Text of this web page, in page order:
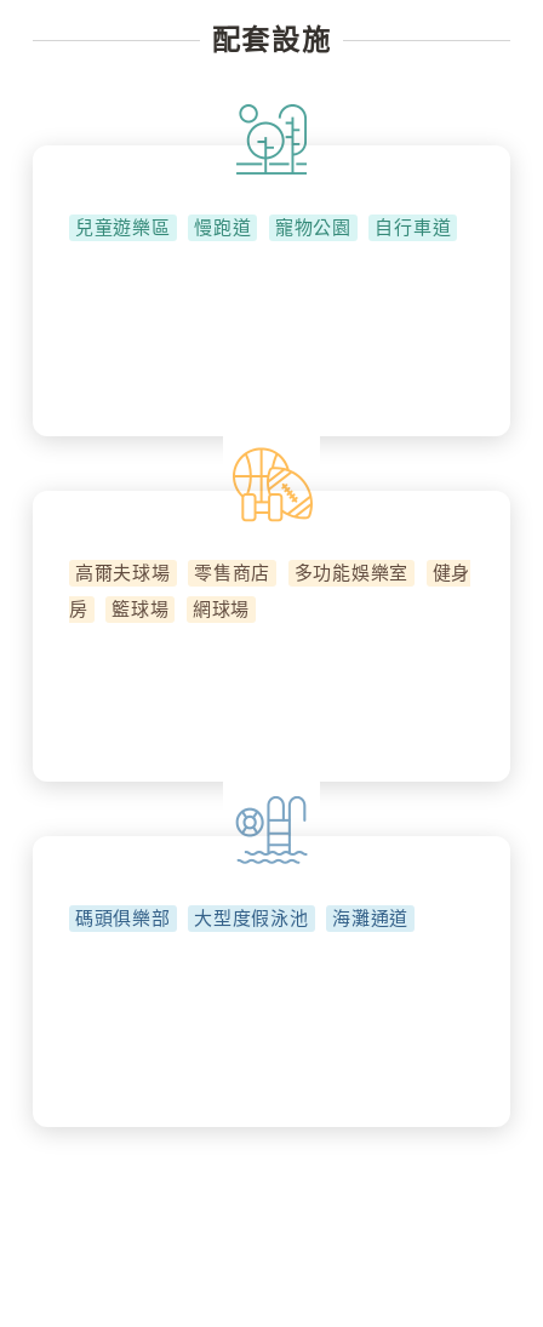
配套設施
兒童遊樂區 慢跑道 寵物公園 自行車道
高爾夫球場 零售商店 多功能娛樂室
健身
房
籃球場 網球場
碼頭俱樂部 大型度假泳池 海灘通道